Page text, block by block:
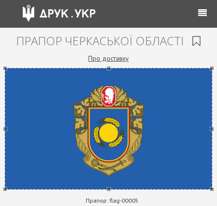
ПРАПОР ЧЕРКАСЬКОЇ ОБЛАСТІ
Про доставку
Прапор: flag-00005